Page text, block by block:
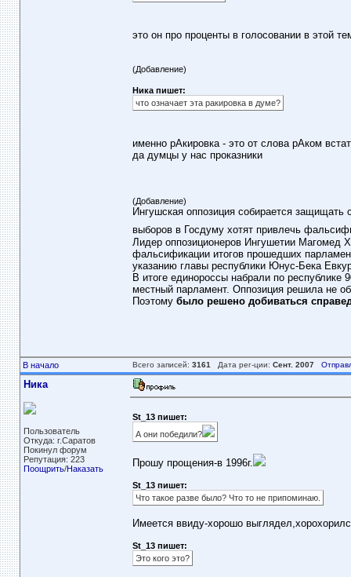
это он про проценты в голосовании в этой
(Добавление)
Ника пишет:
что означает эта ракировка в думе?
именно рАкировка - это от слова рАком
да думцы у нас проказники
(Добавление)
Ингушская оппозиция собирается защищать
выборов в Госдуму хотят привлечь
Лидер оппозиционеров Ингушетии Магомед
фальсификации итогов прошедших
указанию главы республики Юнус-Бека
В итоге единороссы набрали по республике
местный парламент. Оппозиция решила не
Поэтому было решено добиваться
В начало Всего записей: 3161 Дата рег-ции: Сент. 2007
Ника
Пользователь
Откуда: г.Саратов
Покинул форум
Репутация: 223
Поощрить/Наказать
St_13 пишет:
А они победили?
Прошу прощения-в 1996г.
St_13 пишет:
Что такое разве было? Что то не припоминаю.
Имеется ввиду-хорошо
St_13 пишет:
Это кого это?